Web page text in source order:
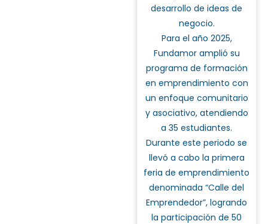
desarrollo de ideas de
negocio.
Para el año 2025,
Fundamor amplió su
programa de formación
en emprendimiento con
un enfoque comunitario
y asociativo, atendiendo
a 35 estudiantes.
Durante este periodo se
llevó a cabo la primera
feria de emprendimiento
denominada “Calle del
Emprendedor”, logrando
la participación de 50